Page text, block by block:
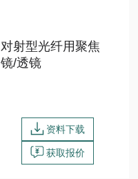
对射型光纤用聚焦
镜/透镜
资料下载
获取报价